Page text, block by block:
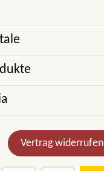
Vertrag widerrufen